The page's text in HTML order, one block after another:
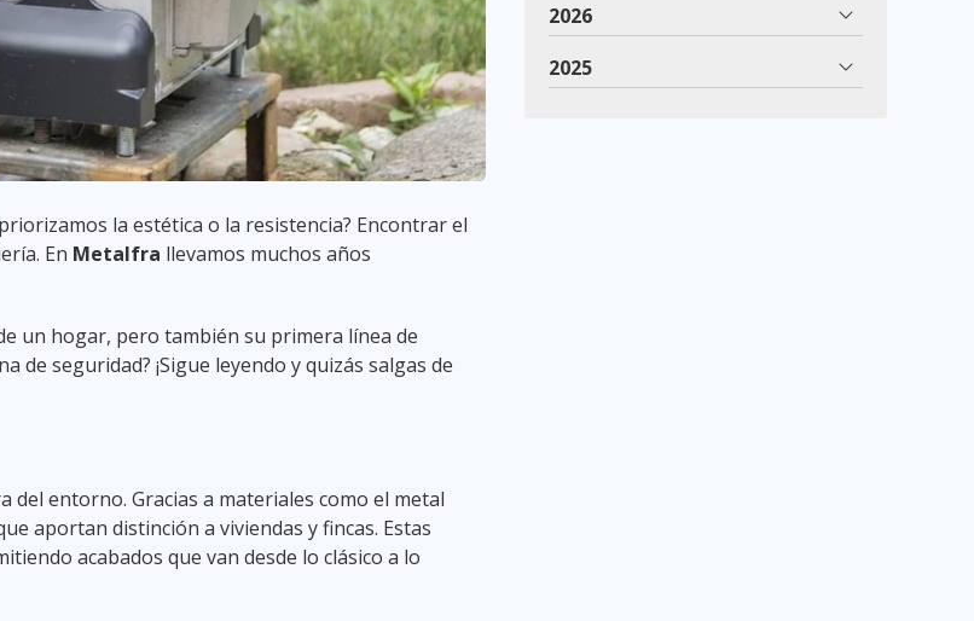
la estética o la resistencia? Encontrar el
En Metalfra llevamos muchos años
un hogar, pero también su primera línea de
seguridad? ¡Sigue leyendo y quizás salgas de
entorno. Gracias a materiales como el metal
aportan distinción a viviendas y fincas. Estas
acabados que van desde lo clásico a lo
2026
2025